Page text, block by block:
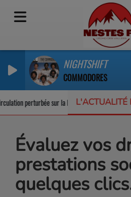
NIGHTSHIFT
COMMODORES
L'ACTUALITÉ
perturbée sur la RD123 Un
Évaluez vos
prestations
quelques